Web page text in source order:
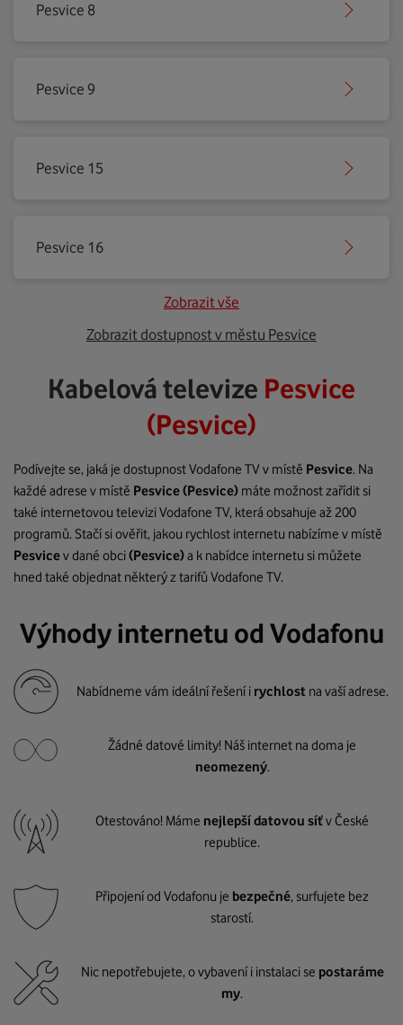
Pesvice 8
Pesvice 9
Pesvice 15
Pesvice 16
Zobrazit vše
Zobrazit dostupnost v městu Pesvice
Kabelová televize Pesvice
(Pesvice)
Podívejte se, jaká je dostupnost Vodafone TV v místě Pesvice. Na
každé adrese v místě Pesvice(Pesvice) máte možnost zařídit si
také internetovou televizi Vodafone TV, která obsahuje až 200
programů. Stačí si ověřit, jakou rychlost internetu nabízíme v místě
Pesvicev dané obci(Pesvice)a k nabídce internetu si můžete
hned také objednat některý z tarifů Vodafone TV.
Výhody internetu od Vodafonu
Nabídneme vám ideální řešení i rychlost na vaší adrese.
Žádné datové limity! Náš internet na doma je
neomezený.
Otestováno! Máme nejlepší datovou síťv České
republice.
Připojení od Vodafonu je bezpečné, surfujete bez
starostí.
Nic nepotřebujete, o vybavení i instalaci se postaráme
my.